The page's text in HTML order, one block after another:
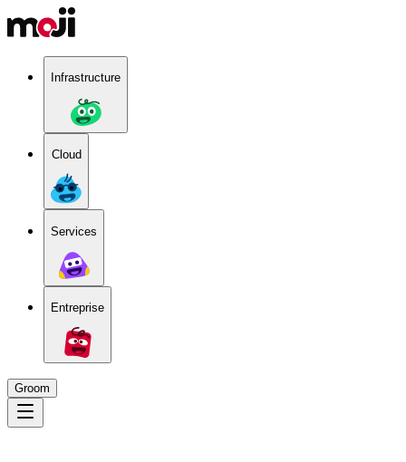
Infrastructure
Cloud
Services
Entreprise
Groom